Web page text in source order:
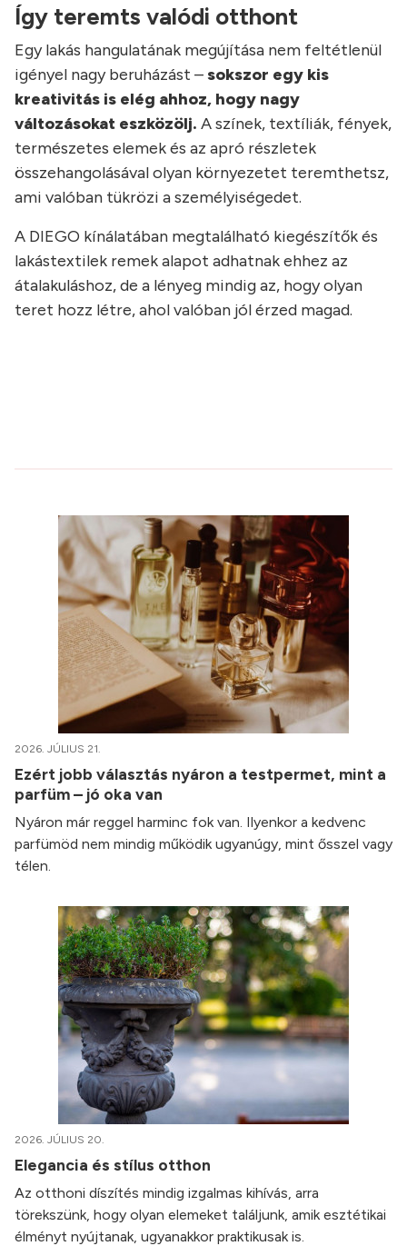
Így teremts valódi otthont
Egy lakás hangulatának megújítása nem feltétlenül
igényel nagy beruházást –sokszor egy kis
kreativitás is elég ahhoz, hogy nagy
változásokat eszközölj. A színek, textíliák, fények,
természetes elemek és az apró részletek
összehangolásával olyan környezetet teremthetsz,
ami valóban tükrözi a személyiségedet.
A DIEGO kínálatában megtalálható kiegészítők és
lakástextilek remek alapot adhatnak ehhez az
átalakuláshoz, de a lényeg mindig az, hogy olyan
teret hozz létre, ahol valóban jól érzed magad.
2026. JÚLIUS 21.
Ezért jobb választás nyáron a testpermet, mint a
parfüm – jó oka van
Nyáron már reggel harminc fok van. Ilyenkor a kedvenc
parfümöd nem mindig működik ugyanúgy, mint ősszel vagy
télen.
2026. JÚLIUS 20.
Elegancia és stílus otthon
Az otthoni díszítés mindig izgalmas kihívás, arra
törekszünk, hogy olyan elemeket találjunk, amik esztétikai
élményt nyújtanak, ugyanakkor praktikusak is.